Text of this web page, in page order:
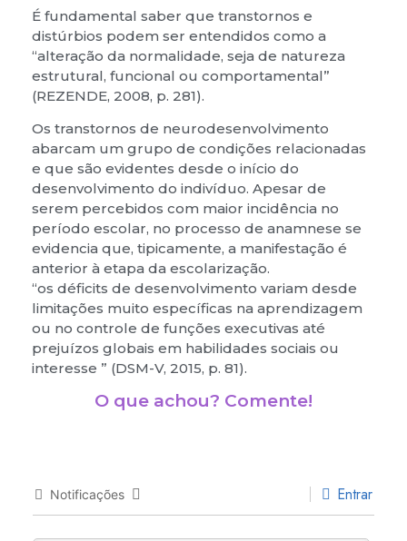
É fundamental saber que transtornos e
distúrbios podem ser entendidos como a
“alteração da normalidade, seja de natureza
estrutural, funcional ou comportamental”
(REZENDE, 2008, p. 281).
Os transtornos de neurodesenvolvimento
abarcam um grupo de condições relacionadas
e que são evidentes desde o início do
desenvolvimento do indivíduo. Apesar de
serem percebidos com maior incidência no
período escolar, no processo de anamnese se
evidencia que, tipicamente, a manifestação é
anterior à etapa da escolarização.
“os déficits de desenvolvimento variam desde
limitações muito específicas na aprendizagem
ou no controle de funções executivas até
prejuízos globais em habilidades sociais ou
interesse ” (DSM-V, 2015, p. 81).
O que achou? Comente!
Notificações Entrar